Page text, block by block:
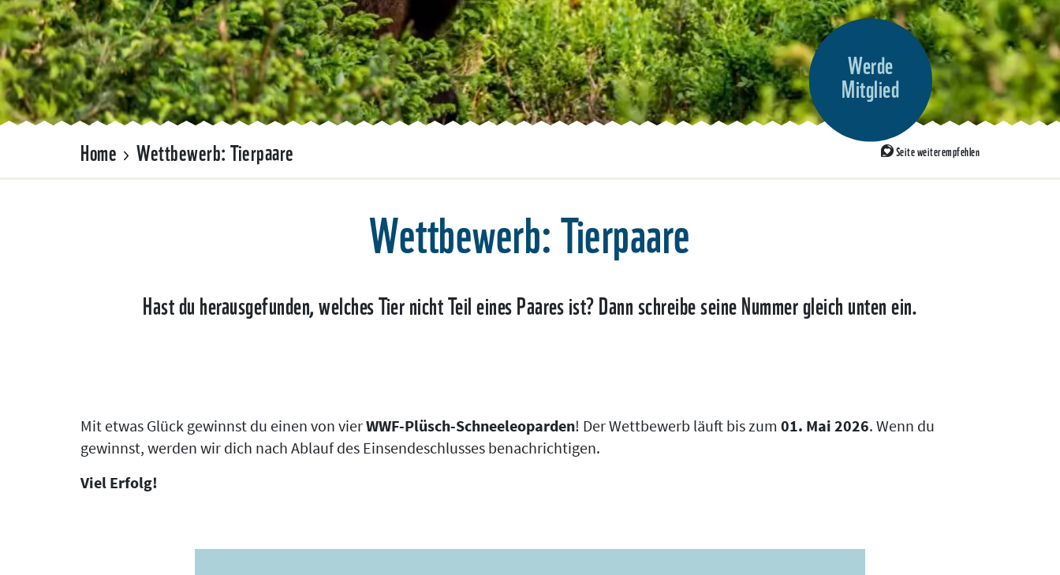
Werde
Mitglied
Home Wettbewerb: Tierpaare Seite weiterempfehlen
Wettbewerb: Tierpaare
Hast du herausgefunden, welches Tier nicht Teil eines Paares ist? Dann schreibe seine Nummer gleich unten ein.
Mit etwas Glück gewinnst du einen von vierWWF-Plüsch-Schneeleoparden! Der Wettbewerb läuft bis zum 01. Mai 2026. Wenn du
gewinnst, werden wir dich nach Ablauf des Einsendeschlusses benachrichtigen.
Viel Erfolg!